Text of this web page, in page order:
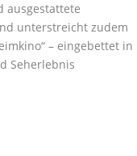
ausgestattete
unterstreicht zudem
– eingebettet in
Seherlebnis